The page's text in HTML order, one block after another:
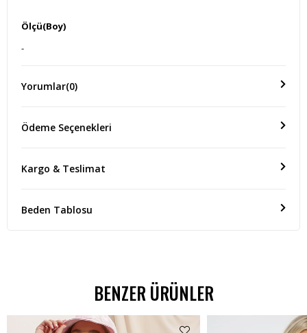
Ölçü(Boy)
-
Yorumlar(0)
Ödeme Seçenekleri
Kargo & Teslimat
Beden Tablosu
BENZER ÜRÜNLER